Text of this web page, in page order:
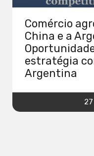
Comércio
China e a
estratégia
Argentina